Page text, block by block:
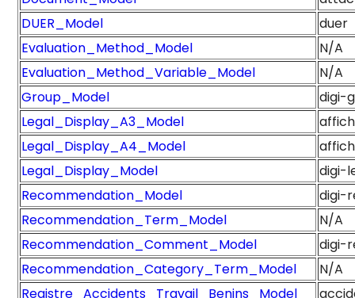
DUER_Model
duer
Evaluation_Method_Model
N/A
Evaluation_Method_Variable_Model
N/A
Group_Model
digi-
Legal_Display_A3_Model
Legal_Display_A4_Model
Legal_Display_Model
digi-
Recommendation_Model
digi-
Recommendation_Term_Model
N/A
Recommendation_Comment_Model
digi-
Recommendation_Category_Term_Model
N/A
Registre_Accidents_Travail_Benins_Model